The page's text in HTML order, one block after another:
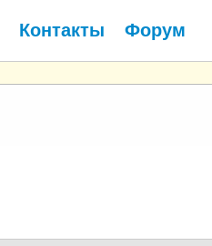
Контакты Форум